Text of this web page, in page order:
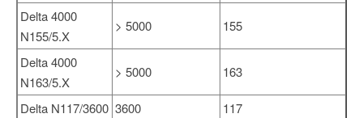
Delta 4000
N155/5.X
> 5000 155
Delta 4000
N163/5.X
> 5000 163
Delta N117/3600 3600
117